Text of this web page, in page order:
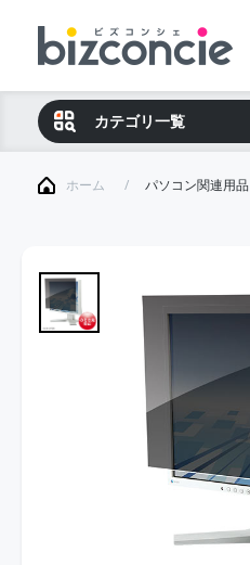
カテゴリ一覧
ホーム パソコン関連用品